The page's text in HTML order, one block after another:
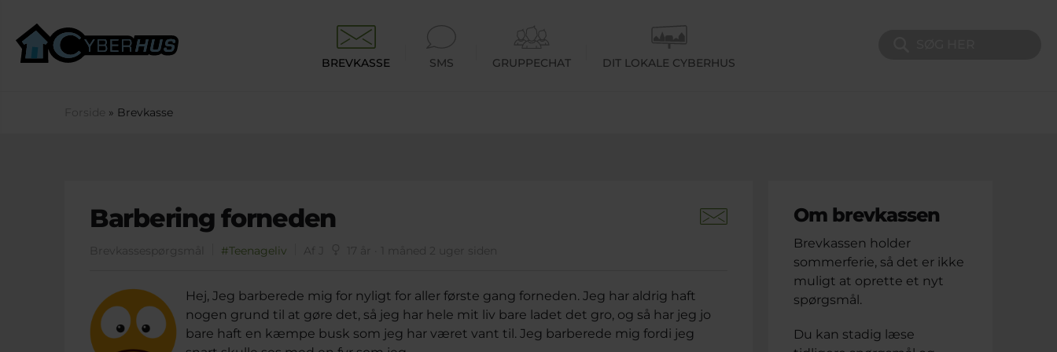
BREVKASSE SMS GRUPPECHAT DIT LOKALE CYBERHUS
Du er her
Forside » Brevkasse
Barbering forneden
Brevkassespørgsmål #Teenageliv Af J 17 år · 1 måned 2 uger siden
Hej, Jeg barberede mig for nyligt for aller første gang forneden. Jeg har aldrig haft
nogen grund til at gøre det, så jeg har hele mit liv bare ladet det gro, og så har jeg jo
bare haft en kæmpe busk som jeg har været vant til. Jeg barberede mig fordi jeg
Om brevkassen
Brevkassen holder
sommerferie, så det er ikke
muligt at oprette et nyt
spørgsmål.
Du kan stadig læse